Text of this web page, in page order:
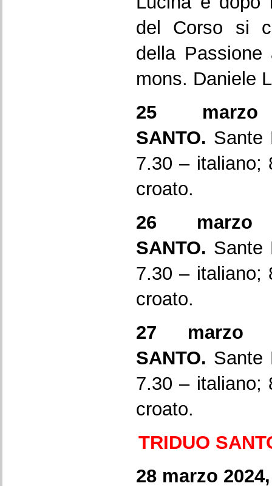
del Corso si
della
mons. Daniele
25 marzo
SANTO. Sante
7.30 – italiano;
croato.
26 marzo
SANTO. Sante
7.30 – italiano;
croato.
27 marzo
SANTO. Sante
7.30 – italiano;
croato.
TRIDUO
28 marzo 2024,